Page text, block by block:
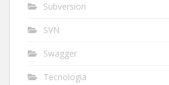
Subversion
SVN
Swagger
Tecnologia